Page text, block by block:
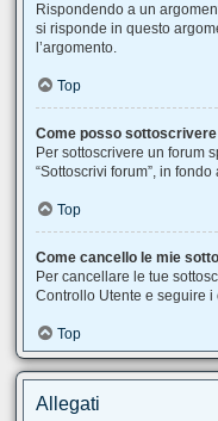
Rispondendo a un
si risponde in questo
l’argomento.
Top
Come posso
Per sottoscrivere un forum
“Sottoscrivi forum”, in
Top
Come cancello le mie
Per cancellare le tue
Controllo Utente e seguire
Top
Allegati